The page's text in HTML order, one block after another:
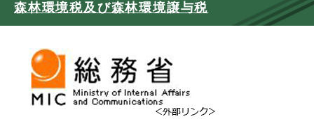
森林環境税及び森林環境譲与税